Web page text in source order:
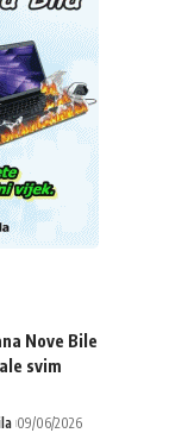
Nove Bile
svim
09/06/2026